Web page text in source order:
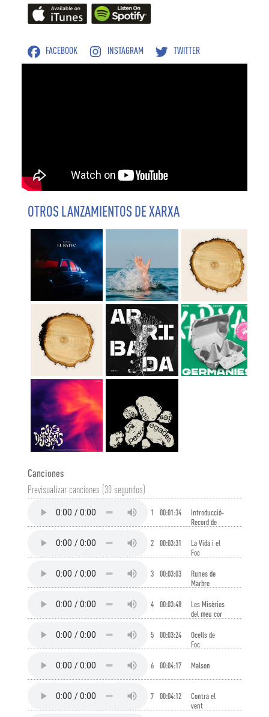
FACEBOOK INSTAGRAM TWITTER
OTROS LANZAMIENTOS DE XARXA
Canciones
Previsualizar canciones (30 segundos)
1 00:01:34
Introducció-
Record de
2
00:03:31
La Vida i el
Foc
3 00:03:03
Runes de
Marbre
4 00:03:48
Les Misèries
del meu cor
5 00:03:24
Ocells de
Foc
6 00:04:17 Malson
7 00:04:12
Contra el
vent